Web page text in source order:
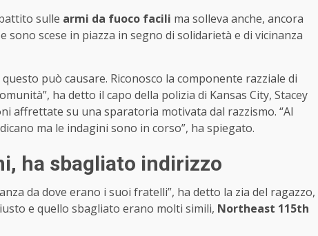
sulle armi da fuoco facili ma solleva anche, ancora
sono scese in piazza in segno di solidarietà e di vicinanza
può causare. Riconosco la componente razziale di
ha detto il capo della polizia di Kansas City, Stacey
affrettate su una sparatoria motivata dal razzismo. “Al
ma le indagini sono in corso”, ha spiegato.
ha sbagliato indirizzo
da dove erano i suoi fratelli”, ha detto la zia del ragazzo,
e quello sbagliato erano molti simili, Northeast 115th